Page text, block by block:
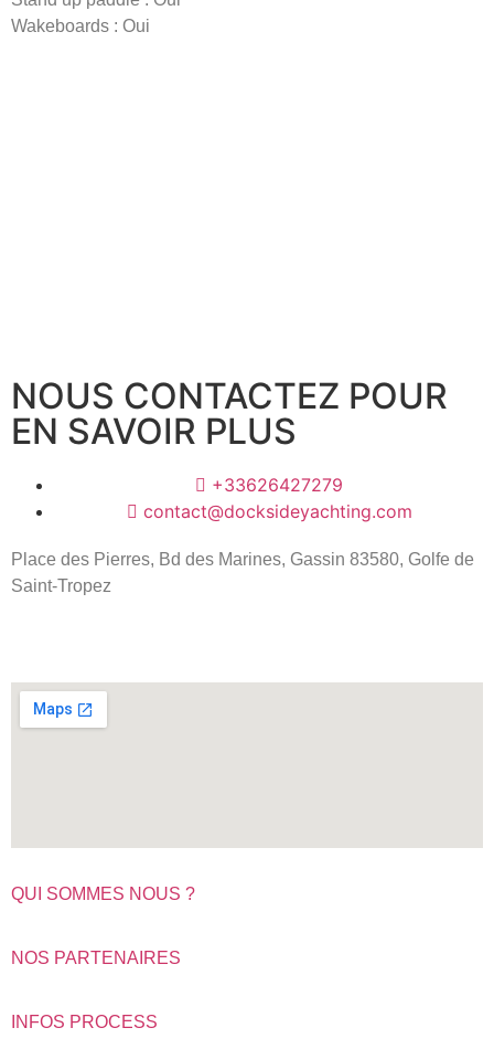
Wakeboards : Oui
NOUS CONTACTEZ POUR
EN SAVOIR PLUS
+33626427279
contact@docksideyachting.com
Place des Pierres, Bd des Marines, Gassin 83580, Golfe de
Saint-Tropez
QUI SOMMES NOUS ?
NOS PARTENAIRES
INFOS PROCESS